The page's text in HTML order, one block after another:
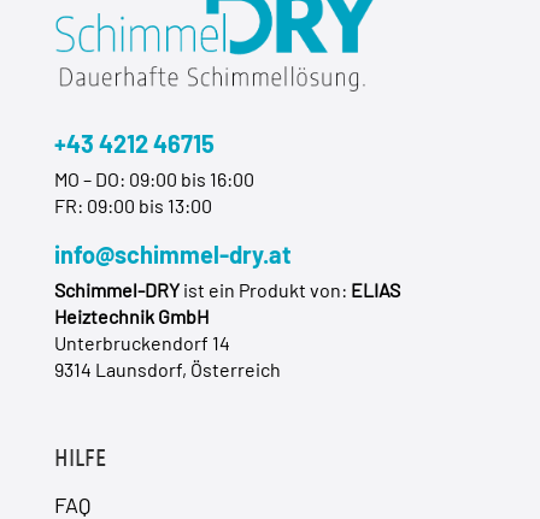
+43 4212 46715
MO – DO: 09:00 bis 16:00
FR: 09:00 bis 13:00
info@schimmel-dry.at
Schimmel-DRYist ein Produkt von: ELIAS
Heiztechnik GmbH
Unterbruckendorf 14
9314 Launsdorf, Österreich
HILFE
FAQ